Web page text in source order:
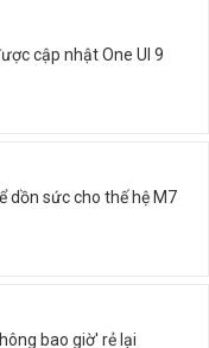
cập nhật One UI 9
dồn sức cho thế hệ M7
bao giờ' rẻ lại